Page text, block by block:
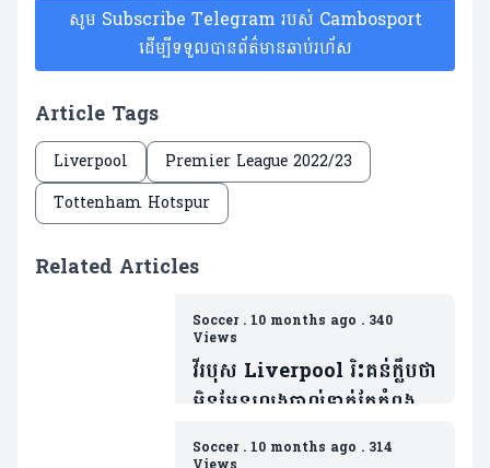
សូម Subscribe Telegram របស់ Cambosport
ដើម្បីទទួលបានព័ត៌មានឆាប់រហ័ស
Article Tags
Liverpool
Premier League 2022/23
Tottenham Hotspur
Related Articles
Soccer. 10 months ago . 340
Views
វីរបុស Liverpool រិះគន់ក្លឹបថា
មិនមែនលេងបាល់ទាត់តែកំពុង
លេងកីឡាមួយនេះ
Soccer. 10 months ago . 314